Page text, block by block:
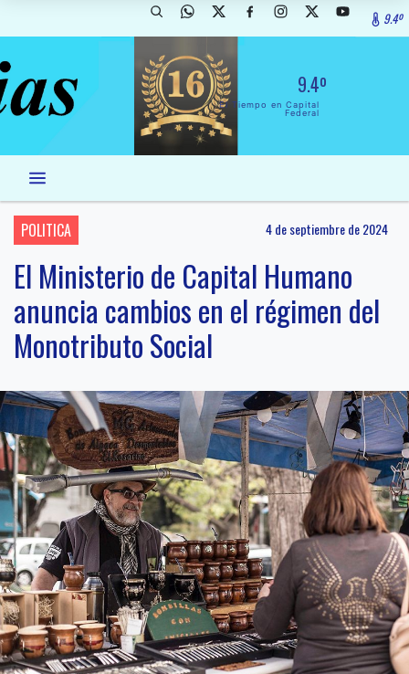
9.4º
9.4º
El Tiempo en Capital
Federal
POLITICA 4 de septiembre de 2024
El Ministerio de Capital Humano
anuncia cambios en el régimen del
Monotributo Social